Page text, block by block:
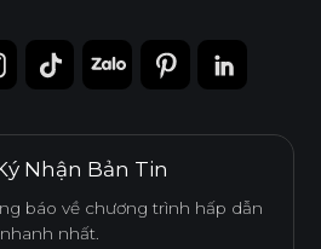
Nhận Bản Tin
báo về chương trình hấp dẫn
nhanh nhất.